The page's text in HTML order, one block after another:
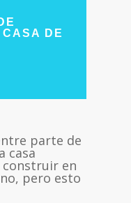
DE
parte de
casa
construir en
pero esto